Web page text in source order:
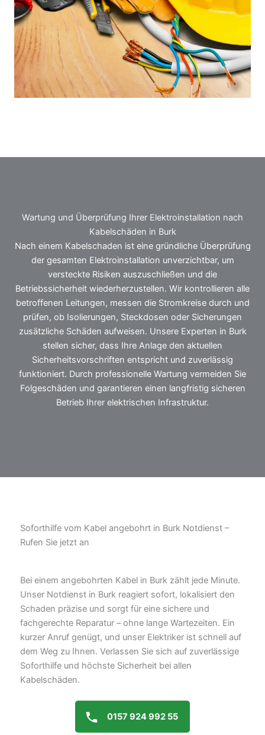
Wartung und Überprüfung Ihrer Elektroinstallation nach
Kabelschäden in Burk
Nach einem Kabelschaden ist eine gründliche Überprüfung
der gesamten Elektroinstallation unverzichtbar, um
versteckte Risiken auszuschließen und die
Betriebssicherheit wiederherzustellen. Wir kontrollieren alle
betroffenen Leitungen, messen die Stromkreise durch und
prüfen, ob Isolierungen, Steckdosen oder Sicherungen
zusätzliche Schäden aufweisen. Unsere Experten in Burk
stellen sicher, dass Ihre Anlage den aktuellen
Sicherheitsvorschriften entspricht und zuverlässig
funktioniert. Durch professionelle Wartung vermeiden Sie
Folgeschäden und garantieren einen langfristig sicheren
Betrieb Ihrer elektrischen Infrastruktur.
Soforthilfe vom Kabel angebohrt in Burk Notdienst –
Rufen Sie jetzt an
Bei einem angebohrten Kabel in Burk zählt jede Minute.
Unser Notdienst in Burk reagiert sofort, lokalisiert den
Schaden präzise und sorgt für eine sichere und
fachgerechte Reparatur – ohne lange Wartezeiten. Ein
kurzer Anruf genügt, und unser Elektriker ist schnell auf
dem Weg zu Ihnen. Verlassen Sie sich auf zuverlässige
Soforthilfe und höchste Sicherheit bei allen
Kabelschäden.
0157 924 992 55